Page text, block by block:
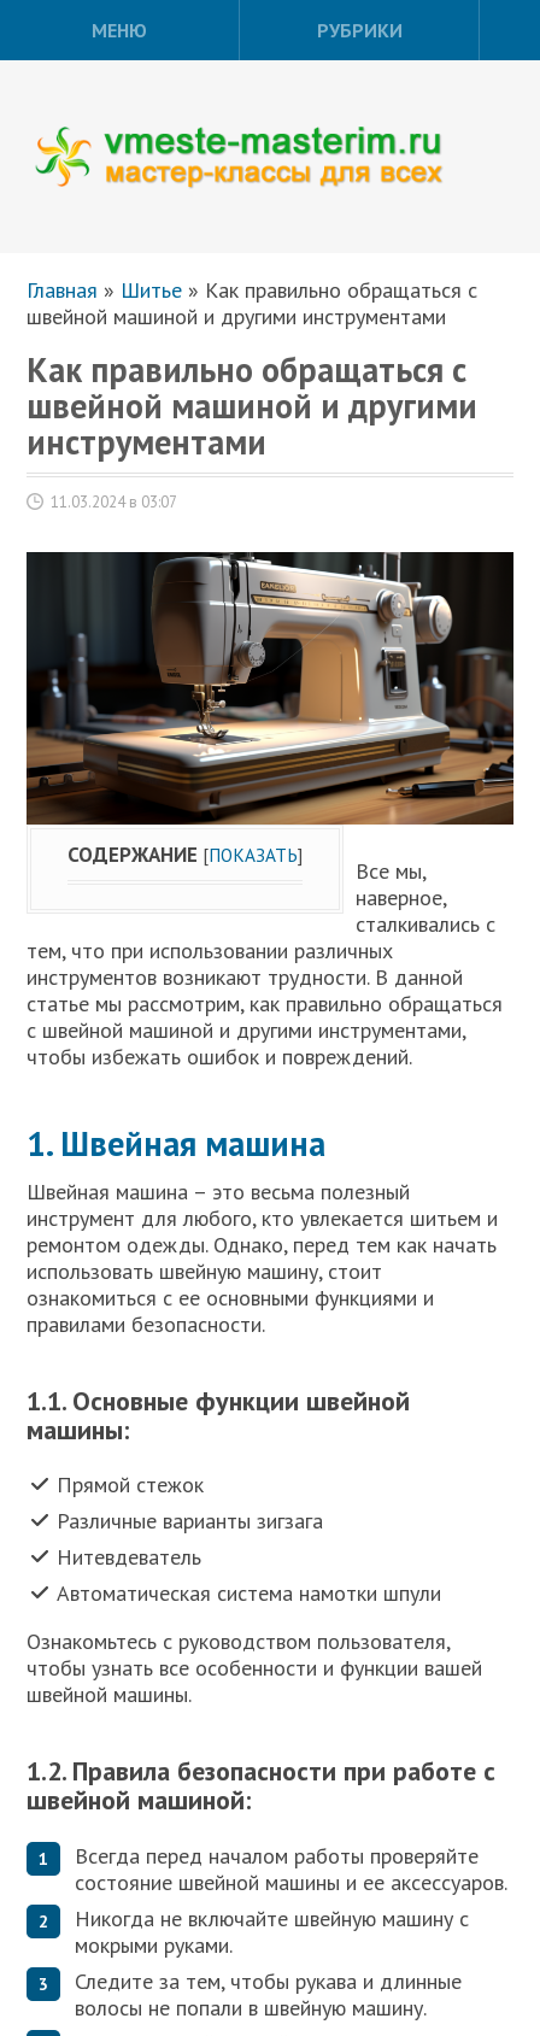
МЕНЮ РУБРИКИ
Главная » Шитье » Как правильно обращаться с
швейной машиной и другими инструментами
Как правильно обращаться с
швейной машиной и другими
инструментами
11.03.2024 в 03:07
СОДЕРЖАНИЕ [ПОКАЗАТЬ]
Все мы,
наверное,
сталкивались с
тем, что при использовании различных
инструментов возникают трудности. В данной
статье мы рассмотрим, как правильно обращаться
с швейной машиной и другими инструментами,
чтобы избежать ошибок и повреждений.
1. Швейная машина
Швейная машина – это весьма полезный
инструмент для любого, кто увлекается шитьем и
ремонтом одежды. Однако, перед тем как начать
использовать швейную машину, стоит
ознакомиться с ее основными функциями и
правилами безопасности.
1.1. Основные функции швейной
машины:
Прямой стежок
Различные варианты зигзага
Нитевдеватель
Автоматическая система намотки шпули
Ознакомьтесь с руководством пользователя,
чтобы узнать все особенности и функции вашей
швейной машины.
1.2. Правила безопасности при работе с
швейной машиной:
Всегда перед началом работы проверяйте
состояние швейной машины и ее аксессуаров.
Никогда не включайте швейную машину с
мокрыми руками.
Следите за тем, чтобы рукава и длинные
волосы не попали в швейную машину.